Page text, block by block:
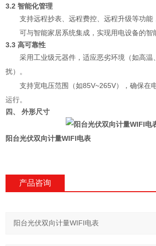
3.2 智能化管理
支持远程抄表、远程费控、远程升级等功能
可与智能家居系统集成，实现用电设备的智
3.3 高可靠性
采用工业级元器件，适应恶劣环境（如高温
扰）。
支持宽电压范围（如85V~265V），确保在
运行。
四、 外形尺寸
阳台光伏双向计量WIFI电表
产品咨询